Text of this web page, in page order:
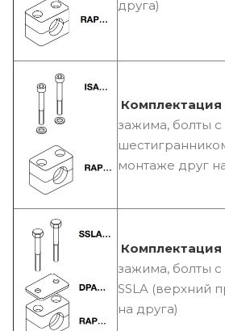
друга)
Комплектация
зажима, болты
монтаже друг
Комплектация
зажима, болты
SSLA (верхний
на друга)